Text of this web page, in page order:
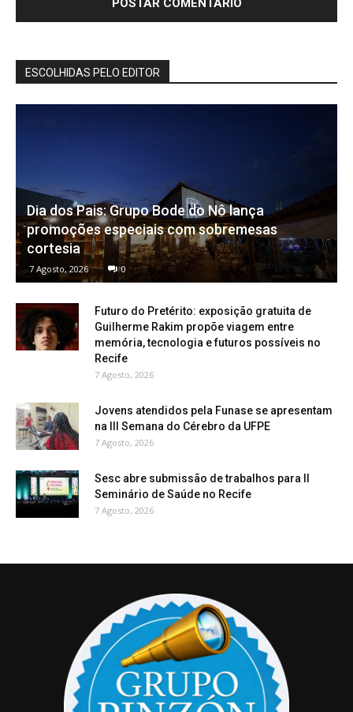
ESCOLHIDAS PELO EDITOR
Dia dos Pais: Grupo Bode do Nô lança
promoções especiais com sobremesas
cortesia
7 Agosto, 2026 0
Futuro do Pretérito: exposição gratuita de
Guilherme Rakim propõe viagem entre
memória, tecnologia e futuros possíveis no
Recife
7 Agosto, 2026
Jovens atendidos pela Funase se apresentam
na III Semana do Cérebro da UFPE
7 Agosto, 2026
Sesc abre submissão de trabalhos para II
Seminário de Saúde no Recife
7 Agosto, 2026